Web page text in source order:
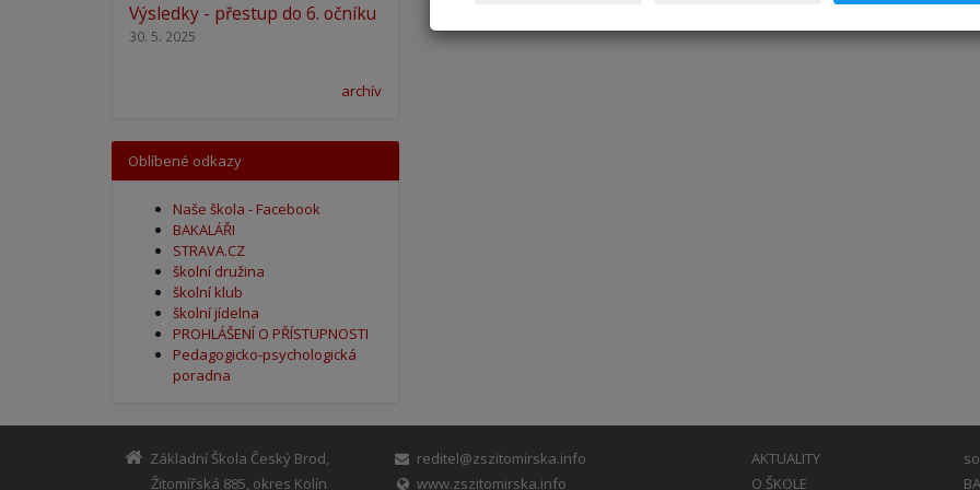
Výsledky - přestup do 6. očníku
30. 5. 2025
archív
Oblíbené odkazy
Naše škola - Facebook
BAKALÁŘI
STRAVA.CZ
školní družina
školní klub
školní jídelna
PROHLÁŠENÍ O PŘÍSTUPNOSTI
Pedagogicko-psychologická
poradna
Základní Škola Český Brod,
Žitomířská 885, okres Kolín
reditel@zszitomirska.info
www.zszitomirska.info
AKTUALITY
O ŠKOLE